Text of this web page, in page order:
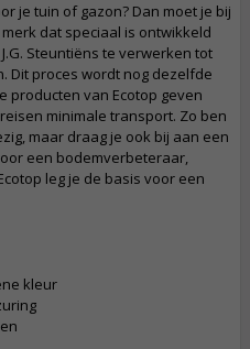
je tuin of gazon? Dan moet je bij
dat speciaal is ontwikkeld
Steuntiëns te verwerken tot
Dit proces wordt nog dezelfde
producten van Ecotop geven
minimale transport. Zo ben
maar draag je ook bij aan een
een bodemverbeteraar,
leg je de basis voor een
kleur